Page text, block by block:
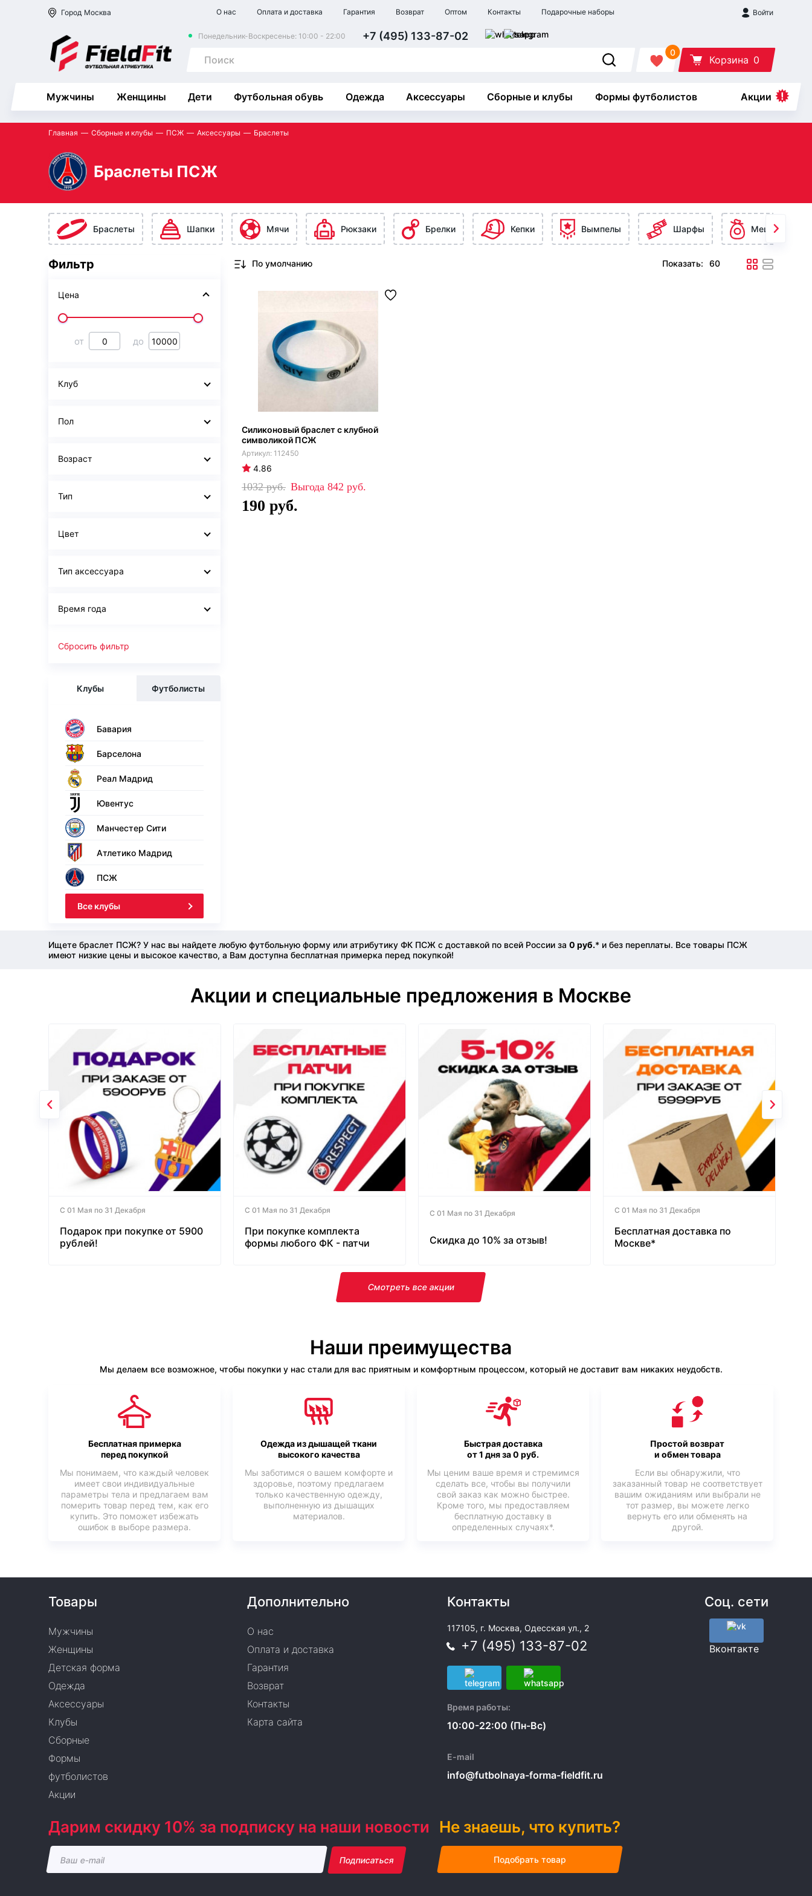
Город Москва О нас Оплата и доставка Гарантия Возврат Оптом Контакты Подарочные наборы Войти
Понедельник-Воскресенье: 10:00 - 22:00 +7 (495) 133-87-02
0
Корзина 0
Мужчины Женщины Дети Футбольная обувь Одежда Аксессуары Сборные и клубы Формы футболистов Акции
Главная Сборные и клубы ПСЖ Аксессуары Браслеты
Браслеты ПСЖ
Браслеты Шапки Мячи Рюкзаки Брелки Кепки Вымпелы Шарфы Мешки
Фильтр
Цена
от до
Клуб
Пол
Возраст
Тип
Цвет
Тип аксессуара
Время года
Сбросить фильтр
Клубы Футболисты
Бавария
Барселона
Реал Мадрид
Ювентус
Манчестер Сити
Атлетико Мадрид
ПСЖ
Все клубы
Показать:
Силиконовый браслет с клубной
символикой ПСЖ
112450
4.86
1032 842
190
Ищете браслет ПСЖ? У нас вы найдете любую футбольную форму или атрибутику ФК ПСЖ с доставкой по всей России за 0 руб.* и без переплаты. Все товары ПСЖ
имеют низкие цены и высокое качество, а Вам доступна бесплатная примерка перед покупкой!
Акции и специальные предложения в Москве
С 01 Мая по 31 Декабря
Подарок при покупке от 5900
рублей!
С 01 Мая по 31 Декабря
При покупке комплекта
формы любого ФК - патчи
С 01 Мая по 31 Декабря
Скидка до 10% за отзыв!
С 01 Мая по 31 Декабря
Бесплатная доставка по
Москве*
Смотреть все акции
Наши преимущества
Мы делаем все возможное, чтобы покупки у нас стали для вас приятным и комфортным процессом, который не доставит вам никаких неудобств.
Бесплатная примерка
перед покупкой
Мы понимаем, что каждый человек
имеет свои индивидуальные
параметры тела и предлагаем вам
померить товар перед тем, как его
купить. Это поможет избежать
ошибок в выборе размера.
Одежда из дышащей ткани
высокого качества
Мы заботимся о вашем комфорте и
здоровье, поэтому предлагаем
только качественную одежду,
выполненную из дышащих
материалов.
Быстрая доставка
от 1 дня за 0 руб.
Мы ценим ваше время и стремимся
сделать все, чтобы вы получили
свой заказ как можно быстрее.
Кроме того, мы предоставляем
бесплатную доставку в
определенных случаях*.
Простой возврат
и обмен товара
Если вы обнаружили, что
заказанный товар не соответствует
вашим ожиданиям или выбрали не
тот размер, вы можете легко
вернуть его или обменять на
другой.
Товары
Мужчины
Женщины
Детская форма
Одежда
Аксессуары
Клубы
Сборные
Формы
футболистов
Акции
Дополнительно
О нас
Оплата и доставка
Гарантия
Возврат
Контакты
Карта сайта
Контакты
117105, г. Москва, Одесская ул., 2
+7 (495) 133-87-02
Время работы:
10:00-22:00 (Пн-Вс)
E-mail
info@futbolnaya-forma-fieldfit.ru
Соц. сети
Вконтакте
Дарим скидку 10% за подписку на наши новости
Подписаться
Не знаешь, что купить?
Подобрать товар